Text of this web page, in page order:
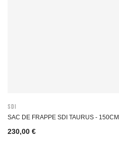
SDI
SAC DE FRAPPE SDI TAURUS - 150CM
230,00 €